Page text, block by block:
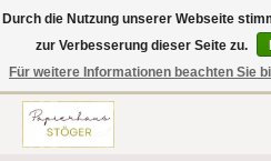
Hier finden Sie hochwertige Produkte im
Schreiben und vieles mehr! Erhalten Sie
Hause oder ins Büro geliefert!
Durch die Nutzung unserer Webseite
zur Verbesserung dieser Seite zu.
Für weitere Informationen beachten Sie